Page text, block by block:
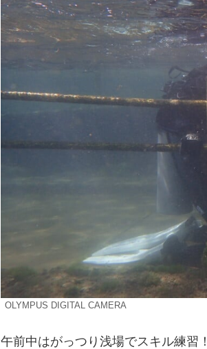
OLYMPUS DIGITAL CAMERA
午前中はがっつり浅場でスキル練習！